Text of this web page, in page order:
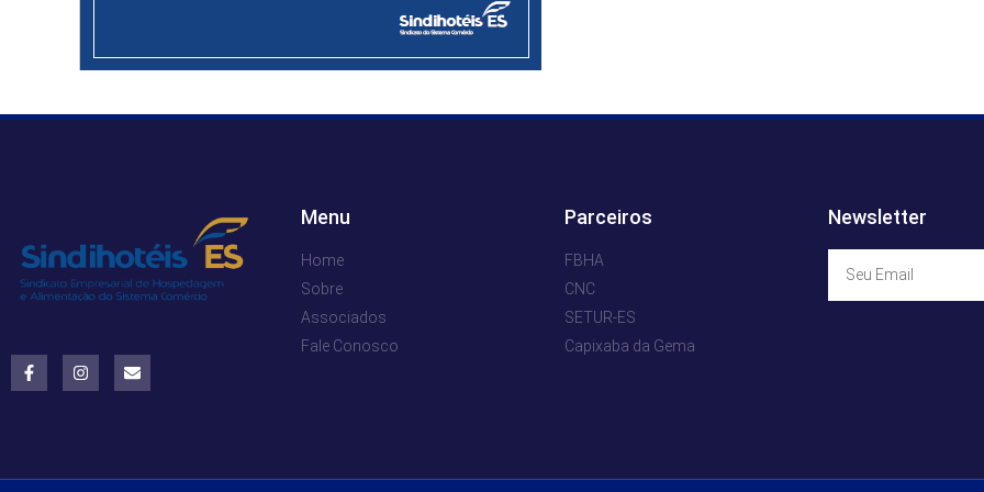
Menu
Home
Sobre
Associados
Fale Conosco
Parceiros
FBHA
CNC
SETUR-ES
Capixaba da Gema
Newsletter